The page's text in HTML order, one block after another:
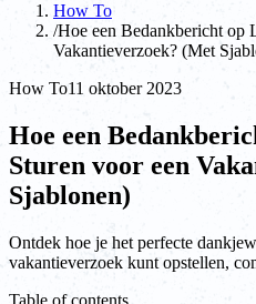
How To
/Hoe een Bedankbericht op
Vakantieverzoek? (Met
How To11 oktober 2023
Hoe een
Sturen voor een
Sjablonen)
Ontdek hoe je het perfecte
vakantieverzoek kunt opstellen,
Table of contents